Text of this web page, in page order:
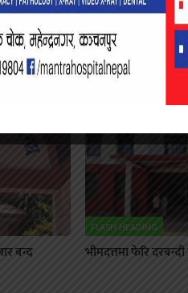
बन्द
FLASH HEADING
भीमदत्तमा फेरि